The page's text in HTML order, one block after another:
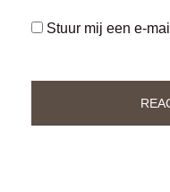
Stuur mij een e-